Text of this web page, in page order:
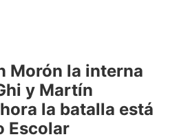
Morón la interna
y Martín
la batalla está
Escolar